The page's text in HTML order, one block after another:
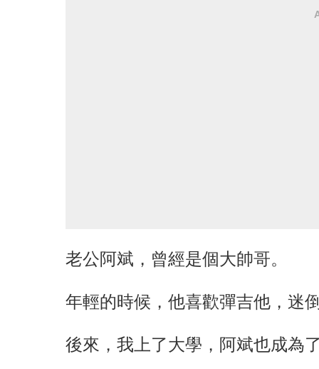
老公阿斌，曾經是個大帥哥。
年輕的時候，他喜歡彈吉他，迷
後來，我上了大學，阿斌也成為